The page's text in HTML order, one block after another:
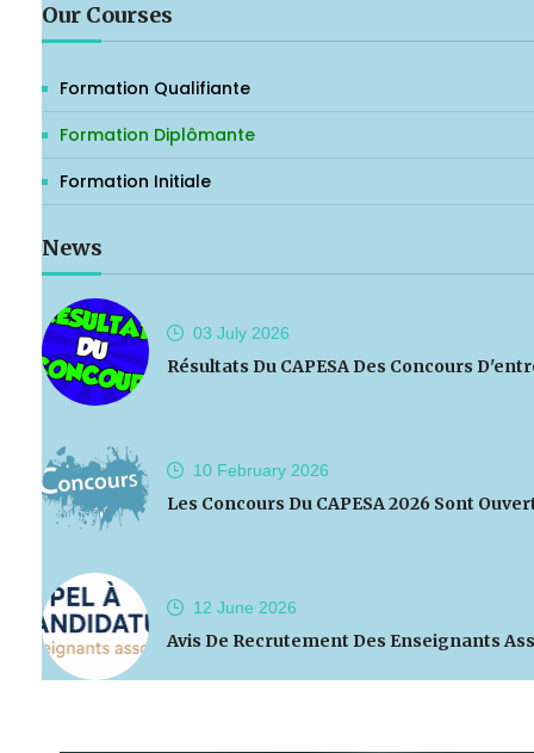
Our Courses
Formation Qualifiante
Formation Diplômante
Formation Initiale
News
03 July 2026
Résultats Du CAPESA Des Concours
10 February 2026
Les Concours Du CAPESA 2026 Sont
12 June 2026
Avis De Recrutement Des Enseignants